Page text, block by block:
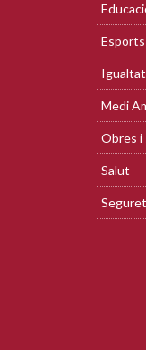
Esports
Igualtat
Medi
Obres i
Salut